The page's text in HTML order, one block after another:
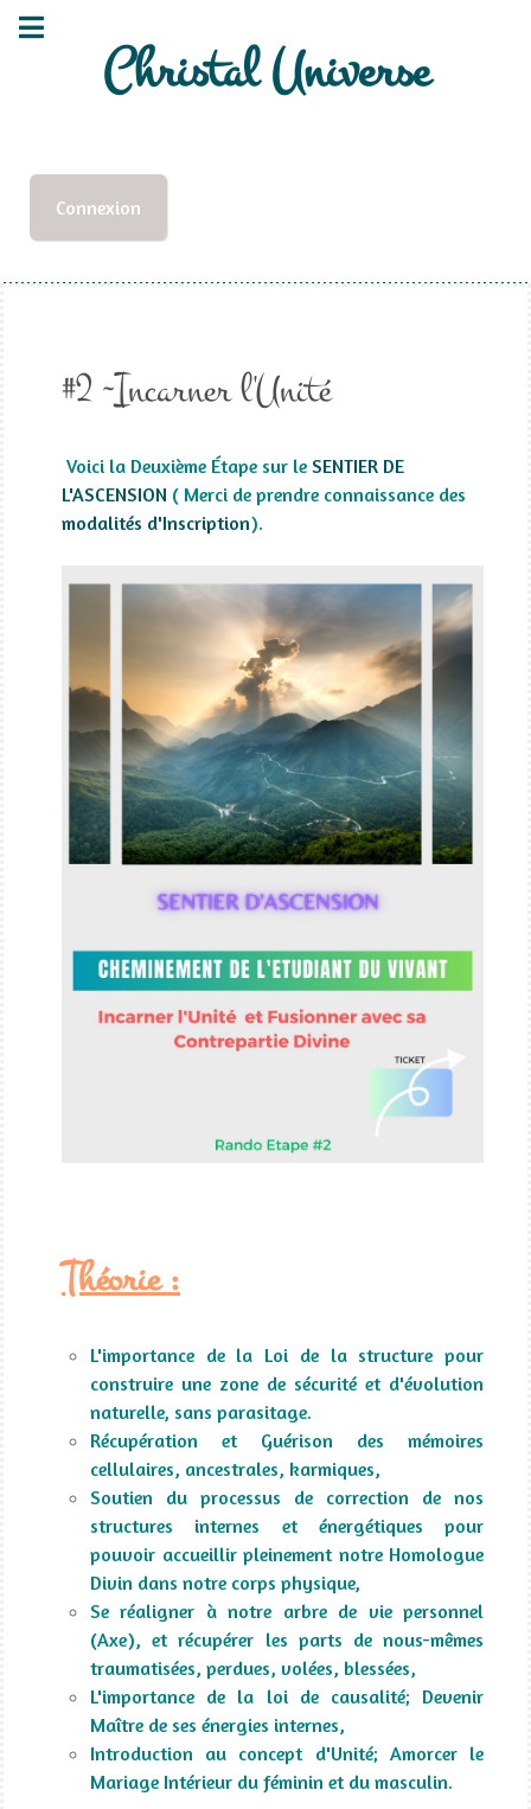
Christal Universe
Connexion
#2 ~Incarner l'Unité
Voici la Deuxième Étape sur le SENTIER DE
L'ASCENSION ( Merci de prendre connaissance des
modalités d'Inscription).
Théorie :
L'importance de la Loi de la structure pour
construire une zone de sécurité et d'évolution
naturelle, sans parasitage.
Récupération et Guérison des mémoires
cellulaires, ancestrales, karmiques,
Soutien du processus de correction de nos
structures internes et énergétiques pour
pouvoir accueillir pleinement notre Homologue
Divin dans notre corps physique,
Se réaligner à notre arbre de vie personnel
(Axe), et récupérer les parts de nous-mêmes
traumatisées, perdues, volées, blessées,
L'importance de la loi de causalité; Devenir
Maître de ses énergies internes,
Introduction au concept d'Unité; Amorcer le
Mariage Intérieur du féminin et du masculin.